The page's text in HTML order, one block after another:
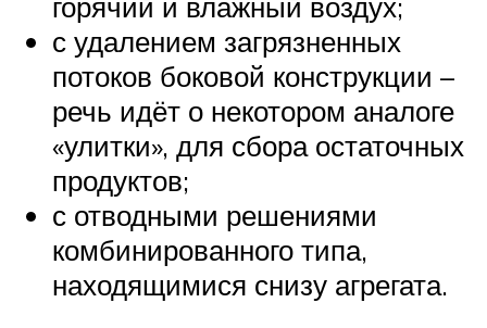
с удалением загрязненных
потоков боковой конструкции –
речь идёт о некотором аналоге
«улитки», для сбора остаточных
продуктов;
с отводными решениями
комбинированного типа,
находящимися снизу агрегата.